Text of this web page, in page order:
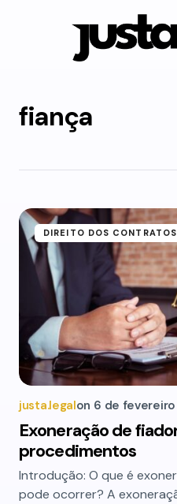
fiança
DIREITO DOS CONTRATOS
justa.legalon 6 de
Exoneração de
procedimentos
Introdução: O que é
pode ocorrer? A